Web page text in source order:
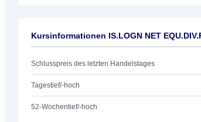
Kursinformationen IS.LOGN NET
Schlusspreis des letzten Handelstages
Tagestief/-hoch
52-Wochentief/-hoch